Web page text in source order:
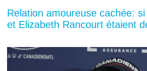
Relation amoureuse cachée:
et Elizabeth Rancourt étaient